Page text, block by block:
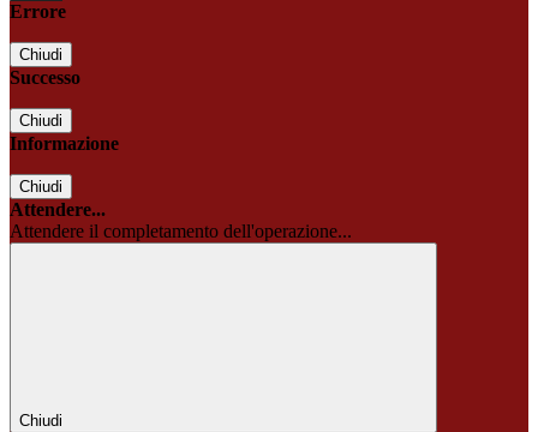
Errore
Chiudi
Successo
Chiudi
Informazione
Chiudi
Attendere...
Attendere il completamento dell'operazione...
Chiudi